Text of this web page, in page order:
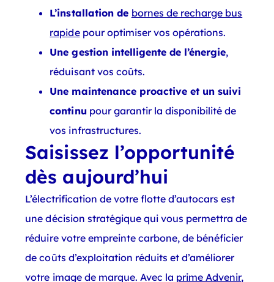
L’installation de bornes de recharge bus
rapidepour optimiser vos opérations.
Une gestion intelligente de l’énergie,
réduisant vos coûts.
Une maintenance proactive et un suivi
continupour garantir la disponibilité de
vos infrastructures.
Saisissez l’opportunité
dès aujourd’hui
L’électrification de votre flotte d’autocars est
une décision stratégique qui vous permettra de
réduire votre empreinte carbone, de bénéficier
de coûts d’exploitation réduits et d’améliorer
votre image de marque. Avec la prime Advenir,